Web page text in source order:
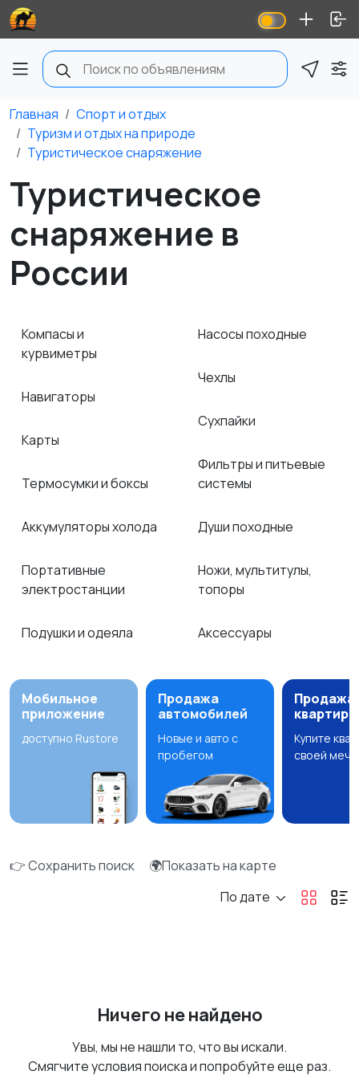
Главная
Спорт и отдых
Туризм и отдых на природе
Туристическое снаряжение
Туристическое
снаряжение в
России
Компасы и
курвиметры
Навигаторы
Карты
Термосумки и боксы
Аккумуляторы холода
Портативные
электростанции
Подушки и одеяла
Насосы походные
Чехлы
Сухпайки
Фильтры и питьевые
системы
Души походные
Ножи, мультитулы,
топоры
Аксессуары
Мобильное
приложение
доступно Rustore
Продажа
автомобилей
Новые и авто с
пробегом
Продажа
квартир
Купите
своей
👉 Сохранить поиск
🌍Показать на карте
По дате
Ничего не найдено
Увы, мы не нашли то, что вы искали.
Смягчите условия поиска и попробуйте еще раз.